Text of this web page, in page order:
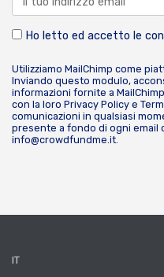
Ho letto ed accetto le
Utilizziamo MailChimp come
Inviando questo modulo,
informazioni fornite a
con la loro Privacy Policy e
comunicazioni in qualsiasi
presente a fondo di ogni email
info@crowdfundme.it
IT